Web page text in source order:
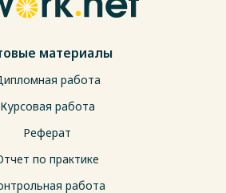
материалы
работа
Курсовая работа
Реферат
по практике
работа